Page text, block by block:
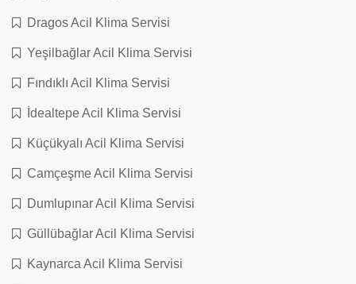
Dragos Acil Klima Servisi
Yeşilbağlar Acil Klima Servisi
Fındıklı Acil Klima Servisi
İdealtepe Acil Klima Servisi
Küçükyalı Acil Klima Servisi
Camçeşme Acil Klima Servisi
Dumlupınar Acil Klima Servisi
Güllübağlar Acil Klima Servisi
Kaynarca Acil Klima Servisi